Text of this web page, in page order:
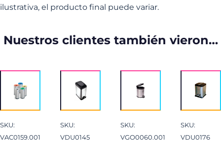
ilustrativa, el producto final puede variar.
Nuestros clientes también vieron…
SKU:
VAC0159.001
SKU:
VDU0145
SKU:
VGO0060.001
SKU:
VDU0176